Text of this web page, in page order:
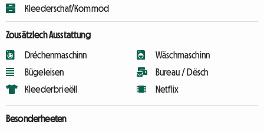
Kleederschaf/Kommod
Zousätzlech Ausstattung
Dréchenmaschinn
Bügeleisen
Kleederbrieëll
Wäschmaschinn
Bureau / Dësch
Netflix
Besonderheeten